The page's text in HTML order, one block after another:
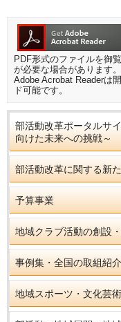
PDF形式のファイルを御
が必要な場合があります。
Adobe Acrobat Readerは
ド可能です。
部活動改革ポータルサ
向けた未来への挑戦～
部活動改革に関する新
予算事業
地域クラブ活動の創設
事例集・全国の取組紹介
地域スポーツ・文化芸